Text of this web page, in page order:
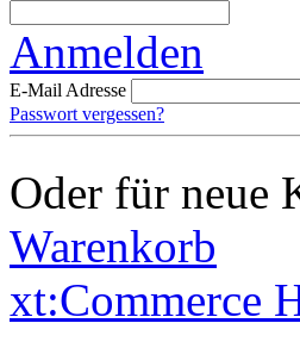
Anmelden
E-Mail Adresse
Passwort vergessen?
Oder für neue
Warenkorb
xt:Commerce